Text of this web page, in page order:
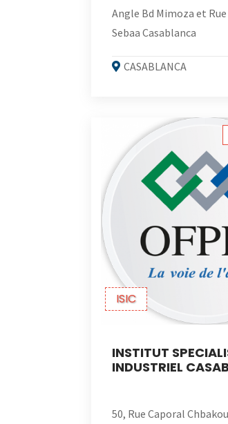
Angle Bd Mimoza et
Sebaa Casablanca
CASABLANCA
ISIC
INSTITUT
INDUSTRIEL
50, Rue Caporal